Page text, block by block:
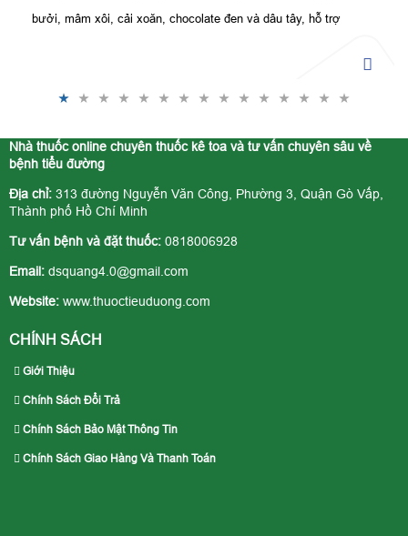
bưởi, mâm xôi, cải xoăn, chocolate đen và dâu tây, hỗ trợ
Nhà thuốc online chuyên thuốc kê toa và tư vấn chuyên sâu về
bệnh tiểu đường
Địa chỉ: 313 đường Nguyễn Văn Công, Phường 3, Quận Gò Vấp,
Thành phố Hồ Chí Minh
Tư vấn bệnh và đặt thuốc: 0818006928
Email: dsquang4.0@gmail.com
Website: www.thuoctieuduong.com
CHÍNH SÁCH
Giới Thiệu
Chính Sách Đổi Trả
Chính Sách Bảo Mật Thông Tin
Chính Sách Giao Hàng Và Thanh Toán